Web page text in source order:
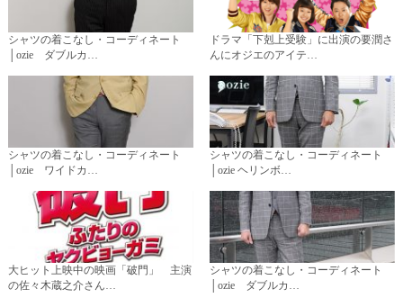
シャツの着こなし・コーディネート
│ozie ダブルカ…
ドラマ「下剋上受験」に出演の要潤さ
んにオジエのアイテ…
シャツの着こなし・コーディネート
│ozie ワイドカ…
シャツの着こなし・コーディネート
│ozie ヘリンボ…
大ヒット上映中の映画「破門」 主演
の佐々木蔵之介さん…
シャツの着こなし・コーディネート
│ozie ダブルカ…